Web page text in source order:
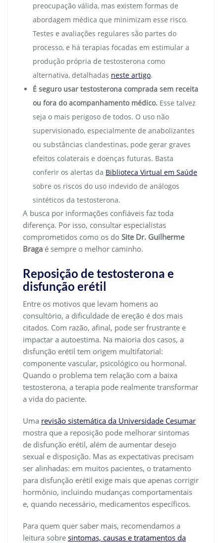
preocupação válida, mas existem formas de
abordagem médica que minimizam esse risco.
Testes e avaliações regulares são partes do
processo, e há terapias focadas em estimular a
produção própria de testosterona como
alternativa, detalhadas neste artigo.
É seguro usar testosterona comprada sem receita
ou fora do acompanhamento médico. Esse talvez
seja o mais perigoso de todos. O uso não
supervisionado, especialmente de anabolizantes
ou substâncias clandestinas, pode gerar graves
efeitos colaterais e doenças futuras. Basta
conferir os alertas da Biblioteca Virtual em Saúde
sobre os riscos do uso indevido de análogos
sintéticos da testosterona.
A busca por informações confiáveis faz toda
diferença. Por isso, consultar especialistas
comprometidos como os do Site Dr. Guilherme
Braga é sempre o melhor caminho.
Reposição de testosterona e
disfunção erétil
Entre os motivos que levam homens ao
consultório, a dificuldade de ereção é dos mais
citados. Com razão, afinal, pode ser frustrante e
impactar a autoestima. Na maioria dos casos, a
disfunção erétil tem origem multifatorial:
componente vascular, psicológico ou hormonal.
Quando o problema tem relação com a baixa
testosterona, a terapia pode realmente transformar
a vida do paciente.
Uma revisão sistemática da Universidade Cesumar
mostra que a reposição pode melhorar sintomas
de disfunção erétil, além de aumentar desejo
sexual e disposição. Mas as expectativas precisam
ser alinhadas: em muitos pacientes, o tratamento
para disfunção erétil exige mais que apenas corrigir
hormônio, incluindo mudanças comportamentais
e, quando necessário, medicamentos específicos.
Para quem quer saber mais, recomendamos a
leitura sobre sintomas, causas e tratamentos da